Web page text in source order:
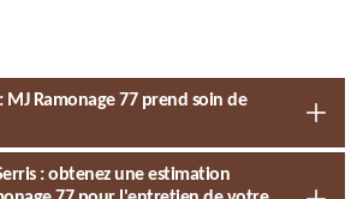
MJ Ramonage 77 prend soin de
: obtenez une estimation